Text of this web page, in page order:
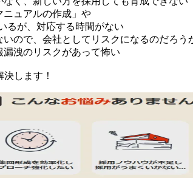
ュアルの作成」や
るが、対応する時間がない
ので、会社としてリスクになるのだろう
洩のリスクがあって怖い
決します！